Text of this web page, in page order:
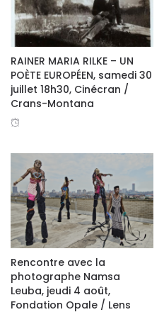
RAINER MARIA RILKE – UN
POÈTE EUROPÉEN, samedi 30
juillet 18h30, Cinécran /
Crans-Montana
Rencontre avec la
photographe Namsa
Leuba, jeudi 4 août,
Fondation Opale / Lens